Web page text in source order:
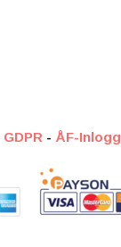
GDPR - ÅF-Inlogg